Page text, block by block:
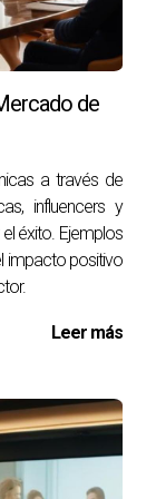
y talleres
y técnicas del
una
de
que también
como la
ofrecer
de los
de los
de
a través de
influencers y
éxito. Ejemplos
impacto positivo
Leer más